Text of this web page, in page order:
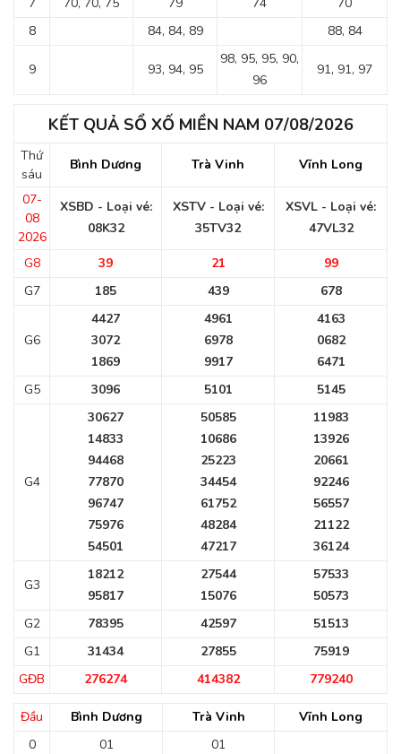
8
84, 84, 89 88, 84
9 93, 94, 95
98, 95, 95, 90,
96
91, 91, 97
KẾT QUẢ SỔ XỐ MIỀN NAM 07/08/2026
Thứ
sáu
Bình Dương Trà Vinh Vĩnh Long
07-
08
2026
XSBD - Loại vé:
08K32
XSTV - Loại vé:
35TV32
XSVL - Loại vé:
47VL32
G8 39 21
99
G7
185 439 678
G6
4427
3072
1869
4961
6978
9917
4163
0682
6471
G5
3096 5101 5145
G4
30627
14833
94468
77870
96747
75976
54501
50585
10686
25223
34454
61752
48284
47217
11983
13926
20661
92246
56557
21122
36124
G3
18212
95817
27544
15076
57533
50573
G2
78395 42597
51513
G1
31434 27855
75919
GĐB
276274 414382 779240
Đầu Bình Dương Trà Vinh
Vĩnh Long
0
01
01